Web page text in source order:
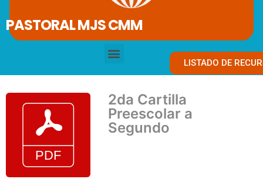
PASTORAL MJS CMM
LISTADO DE
2da Cartilla
Preescolar a
Segundo